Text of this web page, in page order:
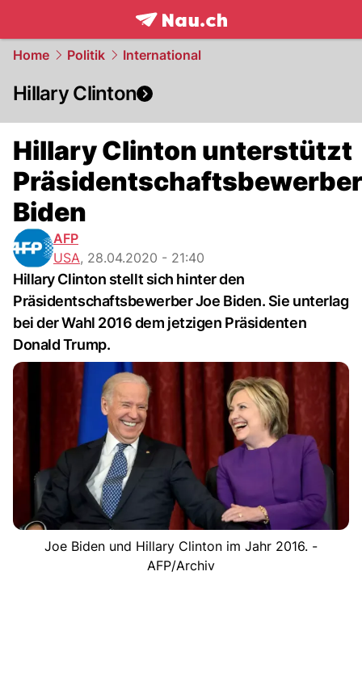
frontpage.NAU.ch
Home Politik International
Hillary Clinton
Hillary Clinton unterstützt
Präsidentschaftsbewerber
Biden
AFP
USA, 28.04.2020 - 21:40
Hillary Clinton stellt sich hinter den
Präsidentschaftsbewerber Joe Biden. Sie unterlag
bei der Wahl 2016 dem jetzigen Präsidenten
Donald Trump.
Joe Biden und Hillary Clinton im Jahr 2016. -
AFP/Archiv